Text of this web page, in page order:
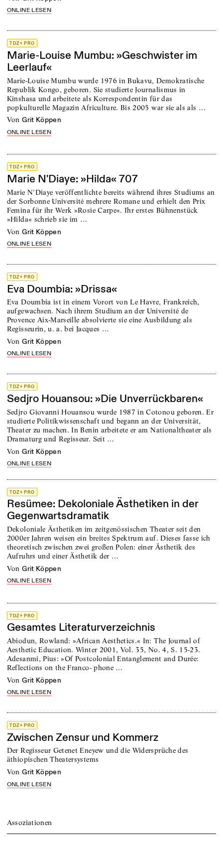
ONLINE LESEN
TDZ+ PRO
Marie-Louise Mumbu: »Geschwister im
Leerlauf«
Marie-Louise Mumbu wurde 1976 in Bukavu, Demokratische
Republik Kongo, geboren. Sie studierte Journalismus in
Kinshasa und arbeitete als Korrespondentin für das
popkulturelle Magazin Africulture. Bis 2005 war sie als als …
von Grit Köppen
ONLINE LESEN
TDZ+ PRO
Marie N'Diaye: »Hilda« 707
Marie N'Diaye veröffentlichte bereits während ihres Studiums an
der Sorbonne Université mehrere Romane und erhielt den Prix
Femina für ihr Werk »Rosie Carpe«. Ihr erstes Bühnenstück
»Hilda« schrieb sie im …
von Grit Köppen
ONLINE LESEN
TDZ+ PRO
Eva Doumbia: »Drissa«
Eva Doumbia ist in einem Vorort von Le Havre, Frankreich,
aufgewachsen. Nach ihrem Studium an der Université de
Provence Aix-Marseille absolvierte sie eine Ausbildung als
Regisseurin, u. a. bei Jacques …
von Grit Köppen
ONLINE LESEN
TDZ+ PRO
Sedjro Houansou: »Die Unverrückbaren«
Sedjro Giovanni Houansou wurde 1987 in Cotonou geboren. Er
studierte Politikwissenschaft und begann an der Universität,
Theater zu machen. In Benin arbeitete er am Nationaltheater als
Dramaturg und Regisseur. Seit …
von Grit Köppen
ONLINE LESEN
TDZ+ PRO
Resümee: Dekoloniale Ästhetiken in der
Gegenwartsdramatik
Dekoloniale Ästhetiken im zeitgenössischen Theater seit den
2000er Jahren weisen ein breites Spektrum auf. Dieses fasse ich
theoretisch zwischen zwei großen Polen: einer Ästhetik des
Aufruhrs und einer Ästhetik der …
von Grit Köppen
ONLINE LESEN
TDZ+ PRO
Gesamtes Literaturverzeichnis
Abiodun, Rowland: »African Aesthetics.« In: The Journal of
Aesthetic Education. Winter 2001, Vol. 35, No. 4, S. 15-23.
Adesanmi, Pius: »Of Postcolonial Entanglement and Durée:
Reflections on the Franco- phone …
von Grit Köppen
ONLINE LESEN
TDZ+ PRO
Zwischen Zensur und Kommerz
Der Regisseur Getenet Eneyew und die Widersprüche des
äthiopischen Theatersystems
von Grit Köppen
ONLINE LESEN
Assoziationen